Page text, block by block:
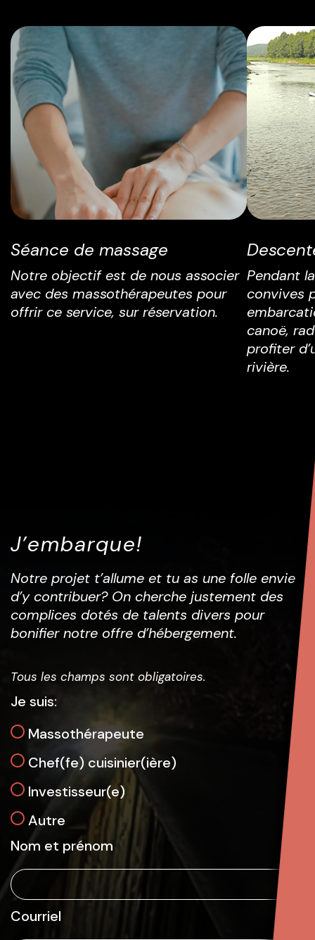
Séance de massage
Notre objectif est de nous associer
avec des massothérapeutes pour
offrir ce service, sur réservation.
Pendant
convives
canoë,
profiter
rivière.
J’embarque!
Notre projet t’allume et tu as une folle envie
d’y contribuer? On cherche justement des
complices dotés de talents divers pour
bonifier notre offre d’hébergement.
Tous les champs sont obligatoires.
Je suis:
Massothérapeute
Chef(fe) cuisinier(ière)
Investisseur(e)
Autre
Nom et prénom
Courriel